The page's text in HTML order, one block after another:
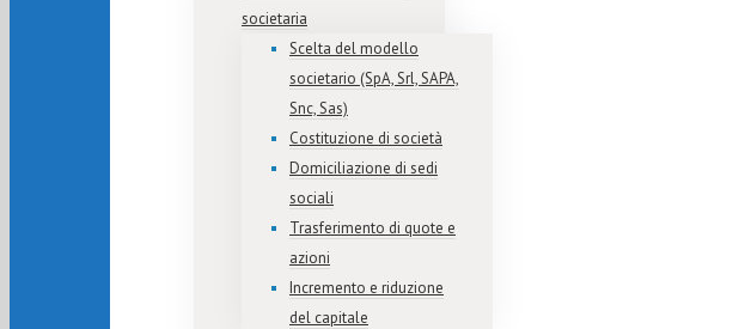
societaria
Scelta del modello
societario (SpA, Srl, SAPA,
Snc, Sas)
Costituzione di società
Domiciliazione di sedi
sociali
Trasferimento di quote e
azioni
Incremento e riduzione
del capitale